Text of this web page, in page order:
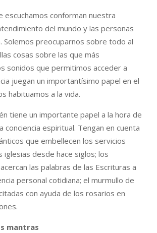
escuchamos conforman nuestra
del mundo y las personas
Solemos preocuparnos sobre todo al
cosas sobre las que más
sonidos que permitimos acceder a
juegan un importantísimo papel en el
habituamos a la vida.
tiene un importante papel a la hora de
conciencia espiritual. Tengan en cuenta
que embellecen los servicios
iglesias desde hace siglos; los
las palabras de las Escrituras a
personal cotidiana; el murmullo de
con ayuda de los rosarios en
mantras